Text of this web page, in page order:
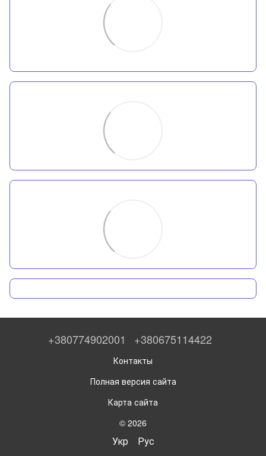
+380774902001 +380675114422
Контакты
Полная версия сайта
Карта сайта
© 2026
Укр Рус